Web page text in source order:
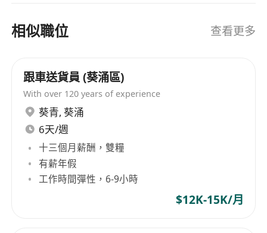
性，要求員工具備良好的粵語及一般英語能力，並
懂得讀寫中文及略懂英文。雖然未具體提到公司產
切相關。 Bonhui Development Co., Ltd was
established on September 26, 2006, focusing on
equity investment in unlisted companies and
also delving into the field of import and export
trade. Furthermore, during its operation, the
company is involved in warehouse
management tasks, requiring employees to
handle warehouse records and general
warehouse chores. In terms of team building,
相似職位 查看更多
跟車送貨員 (葵涌區)
With over 120 years of experience
葵青, 葵涌
6天/週
十三個月薪酬，雙糧
有薪年假
工作時間彈性，6-9小時
$12K-15K/月